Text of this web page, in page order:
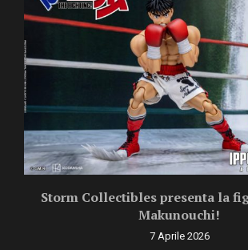
Storm Collectibles presenta la
Makunouchi!
7 Aprile 2026